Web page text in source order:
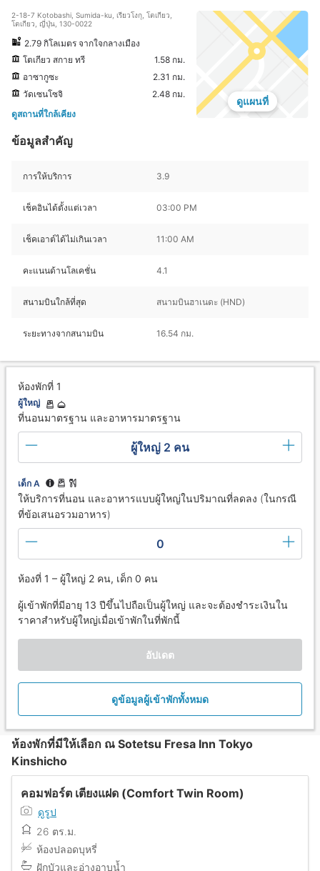
2-18-7 Kotobashi, Sumida-ku, เรียวโงกุ, โตเกียว,
โตเกียว, ญี่ปุ่น, 130-0022
2.79 กิโลเมตร จากใจกลางเมือง
โตเกียว สกาย ทรี
1.58 กม.
อาซากูซะ
2.31 กม.
วัดเซนโซจิ
2.48 กม.
ดูสถานที่ใกล้เคียง
ดูแผนที่
ข้อมูลสำคัญ
การให้บริการ 3.9
เช็คอินได้ตั้งแต่เวลา 03:00 PM
เช็คเอาต์ได้ไม่เกินเวลา 11:00 AM
คะแนนด้านโลเคชั่น 4.1
สนามบินใกล้ที่สุด สนามบินฮาเนดะ (HND)
ระยะทางจากสนามบิน 16.54 กม.
ห้องพักที่ 1
ผู้ใหญ่
ที่นอนมาตรฐาน และอาหารมาตรฐาน
ผู้ใหญ่ 2 คน
เด็ก A
ให้บริการที่นอน และอาหารแบบผู้ใหญ่ในปริมาณที่ลดลง (ในกรณี
ที่ข้อเสนอรวมอาหาร)
0
ห้องที่ 1 – ผู้ใหญ่ 2 คน, เด็ก 0 คน
ผู้เข้าพักที่มีอายุ 13 ปีขึ้นไปถือเป็นผู้ใหญ่ และจะต้องชำระเงินใน
ราคาสำหรับผู้ใหญ่เมื่อเข้าพักในที่พักนี้
อัปเดต
ดูข้อมูลผู้เข้าพักทั้งหมด
ห้องพักที่มีให้เลือก ณ Sotetsu Fresa Inn Tokyo
Kinshicho
คอมฟอร์ต เตียงแฝด (Comfort Twin Room)
ดูรูป
26 ตร.ม.
ห้องปลอดบุหรี่
ฝักบัวและอ่างอาบน้ำ